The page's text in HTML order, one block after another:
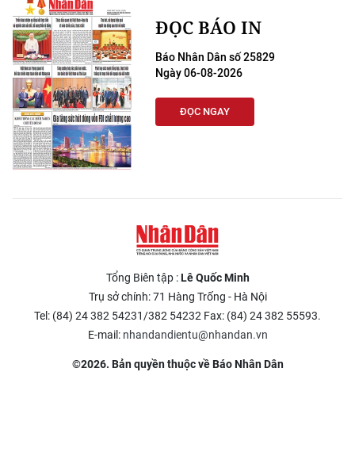
ĐỌC BÁO IN
Báo Nhân Dân số 25829
Ngày 06-08-2026
ĐỌC NGAY
Tổng Biên tập :Lê Quốc Minh
Trụ sở chính: 71 Hàng Trống - Hà Nội
Tel: (84) 24 382 54231/382 54232 Fax: (84) 24 382 55593.
E-mail: nhandandientu@nhandan.vn
©2026. Bản quyền thuộc về Báo Nhân Dân